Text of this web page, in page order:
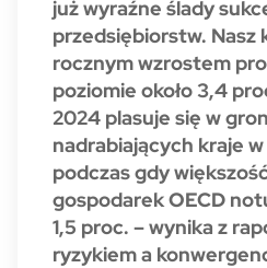
już wyraźne ślady
przedsiębiorstw. Nasz
rocznym wzrostem
poziomie około 3,4
2024 plasuje się w
nadrabiających kraje
podczas gdy
gospodarek OECD
1,5 proc. – wynika z
ryzykiem a